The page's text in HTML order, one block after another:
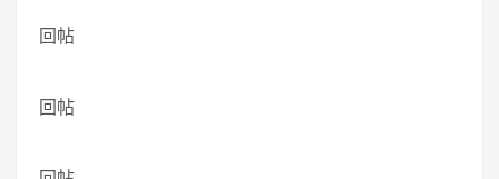
回帖
回帖